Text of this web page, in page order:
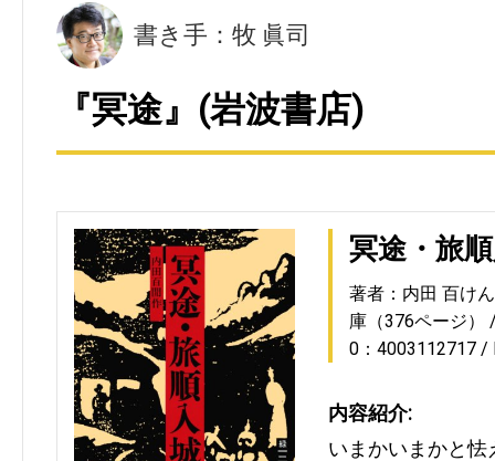
書き手：牧 眞司
『冥途』(岩波書店)
冥途・旅
著者：内田 百けん
庫（376ページ）
0：4003112717
内容紹介:
いまかいまかと